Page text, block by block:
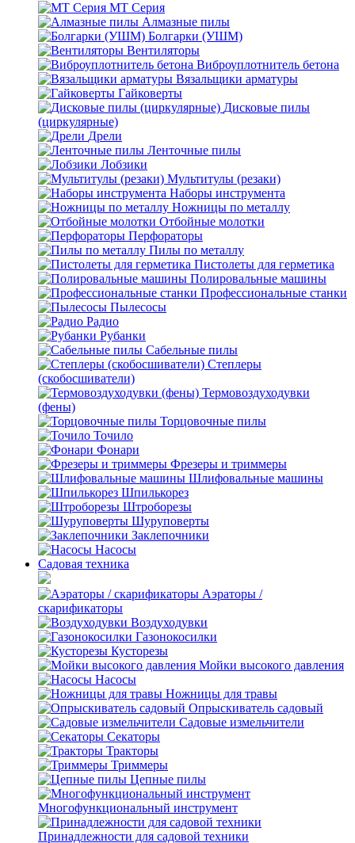
MT Серия
Алмазные пилы
Болгарки (УШМ)
Вентиляторы
Виброуплотнитель бетона
Вязальщики арматуры
Гайковерты
Дисковые пилы
(циркулярные)
Дрели
Ленточные пилы
Лобзики
Мультитулы (резаки)
Наборы инструмента
Ножницы по металлу
Отбойные молотки
Перфораторы
Пилы по металлу
Пистолеты для герметика
Полировальные машины
Профессиональные станки
Пылесосы
Радио
Рубанки
Сабельные пилы
Степлеры
(скобосшиватели)
Термовоздуходувки
(фены)
Торцовочные пилы
Точило
Фонари
Фрезеры и триммеры
Шлифовальные машины
Шпилькорез
Штроборезы
Шуруповерты
Заклепочники
Насосы
Садовая техника
Аэраторы /
скарификаторы
Воздуходувки
Газонокосилки
Кусторезы
Мойки высокого давления
Насосы
Ножницы для травы
Опрыскиватель садовый
Садовые измельчители
Секаторы
Тракторы
Триммеры
Цепные пилы
Многофункциональный инструмент
Принадлежности для садовой техники